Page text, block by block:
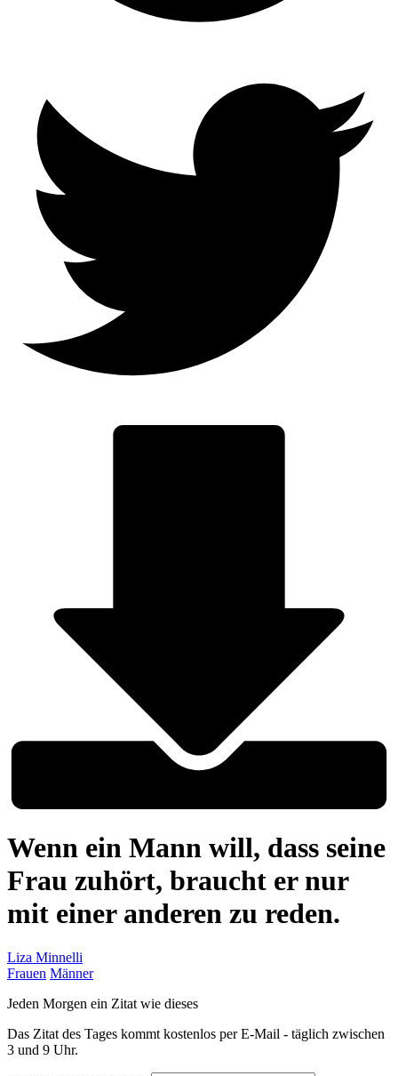
Wenn ein Mann will, dass seine
Frau zuhört, braucht er nur
mit einer anderen zu reden.
Liza Minnelli
Frauen Männer
Jeden Morgen ein Zitat wie dieses
Das Zitat des Tages kommt kostenlos per E-Mail - täglich zwischen
3 und 9 Uhr.